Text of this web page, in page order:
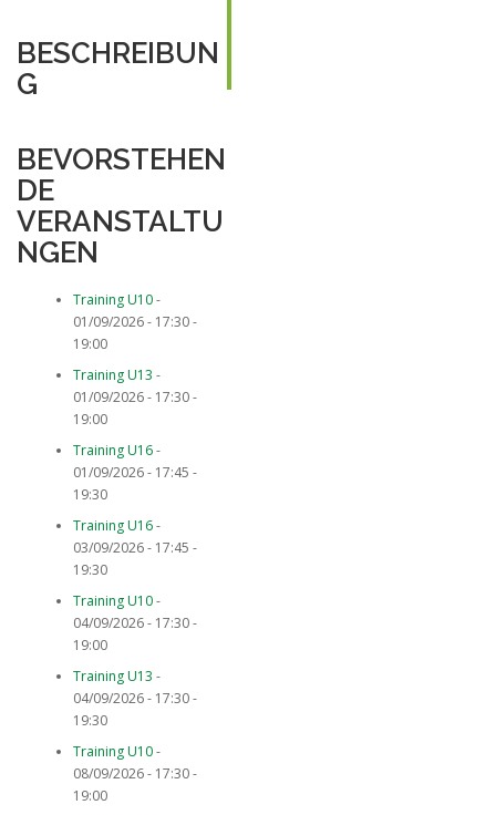
BESCHREIBUN
G
BEVORSTEHEN
DE
VERANSTALTU
NGEN
Training U10-
01/09/2026 - 17:30 -
19:00
Training U13 -
01/09/2026 - 17:30 -
19:00
Training U16-
01/09/2026 - 17:45 -
19:30
Training U16-
03/09/2026 - 17:45 -
19:30
Training U10-
04/09/2026 - 17:30 -
19:00
Training U13 -
04/09/2026 - 17:30 -
19:30
Training U10-
08/09/2026 - 17:30 -
19:00